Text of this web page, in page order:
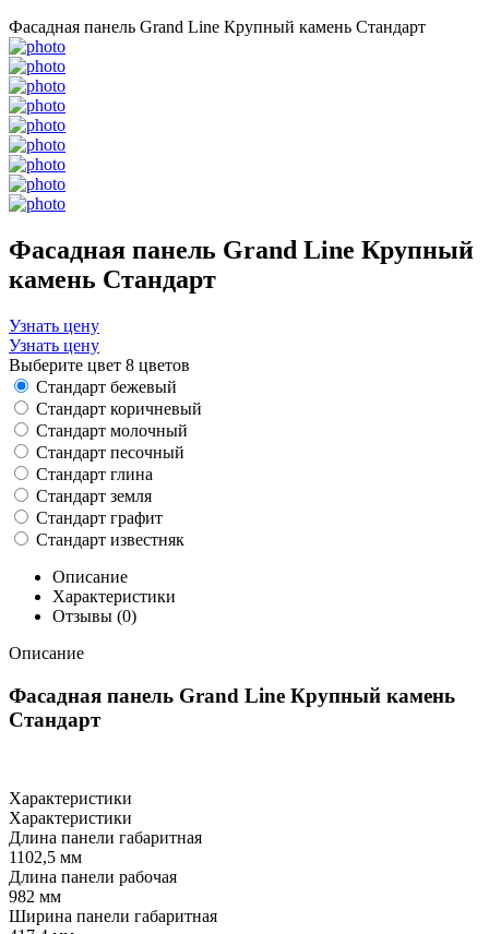
Фасадная панель Grand Line Крупный камень Стандарт
Фасадная панель Grand Line Крупный
камень Стандарт
Узнать цену
Узнать цену
Выберите цвет 8 цветов
Стандарт бежевый
Стандарт коричневый
Стандарт молочный
Стандарт песочный
Стандарт глина
Стандарт земля
Стандарт графит
Стандарт известняк
Описание
Характеристики
Отзывы (0)
Описание
Фасадная панель Grand Line Крупный камень
Стандарт
Характеристики
Характеристики
Длина панели габаритная
1102,5 мм
Длина панели рабочая
982 мм
Ширина панели габаритная